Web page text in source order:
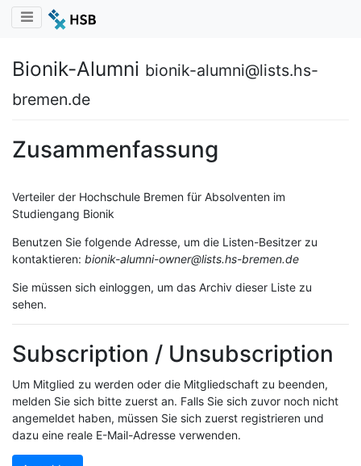
Toggle navigation
Bionik-Alumni bionik-alumni@lists.hs-
bremen.de
Zusammenfassung
Verteiler der Hochschule Bremen für Absolventen im
Studiengang Bionik
Benutzen Sie folgende Adresse, um die Listen-Besitzer zu
kontaktieren: bionik-alumni-owner@lists.hs-bremen.de
Sie müssen sich einloggen, um das Archiv dieser Liste zu
sehen.
Subscription / Unsubscription
Um Mitglied zu werden oder die Mitgliedschaft zu beenden,
melden Sie sich bitte zuerst an. Falls Sie sich zuvor noch nicht
angemeldet haben, müssen Sie sich zuerst registrieren und
dazu eine reale E-Mail-Adresse verwenden.